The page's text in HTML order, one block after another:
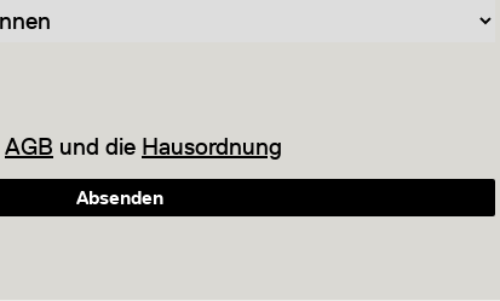
AGB und die Hausordnung
Absenden